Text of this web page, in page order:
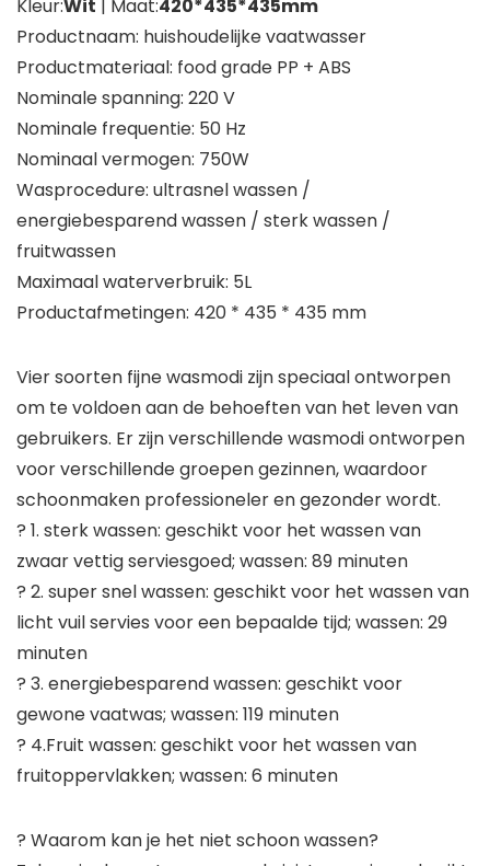
Kleur:Wit | Maat:420*435*435mm
Productnaam: huishoudelijke vaatwasser
Productmateriaal: food grade PP + ABS
Nominale spanning: 220 V
Nominale frequentie: 50 Hz
Nominaal vermogen: 750W
Wasprocedure: ultrasnel wassen /
energiebesparend wassen / sterk wassen /
fruitwassen
Maximaal waterverbruik: 5L
Productafmetingen: 420 * 435 * 435 mm
Vier soorten fijne wasmodi zijn speciaal ontworpen
om te voldoen aan de behoeften van het leven van
gebruikers. Er zijn verschillende wasmodi ontworpen
voor verschillende groepen gezinnen, waardoor
schoonmaken professioneler en gezonder wordt.
? 1. sterk wassen: geschikt voor het wassen van
zwaar vettig serviesgoed; wassen: 89 minuten
? 2. super snel wassen: geschikt voor het wassen van
licht vuil servies voor een bepaalde tijd; wassen: 29
minuten
? 3. energiebesparend wassen: geschikt voor
gewone vaatwas; wassen: 119 minuten
? 4.Fruit wassen: geschikt voor het wassen van
fruitoppervlakken; wassen: 6 minuten
? Waarom kan je het niet schoon wassen?